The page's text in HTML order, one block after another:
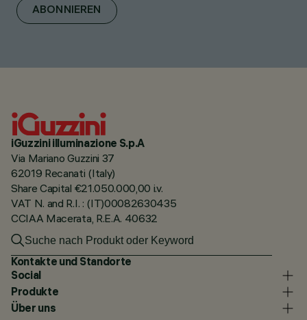
ABONNIEREN
iGuzzini illuminazione S.p.A
Via Mariano Guzzini 37
62019 Recanati (Italy)
Share Capital €21.050.000,00 i.v.
VAT N. and R.I. : (IT)00082630435
CCIAA Macerata, R.E.A. 40632
Kontakte und Standorte
Social
Produkte
Über uns